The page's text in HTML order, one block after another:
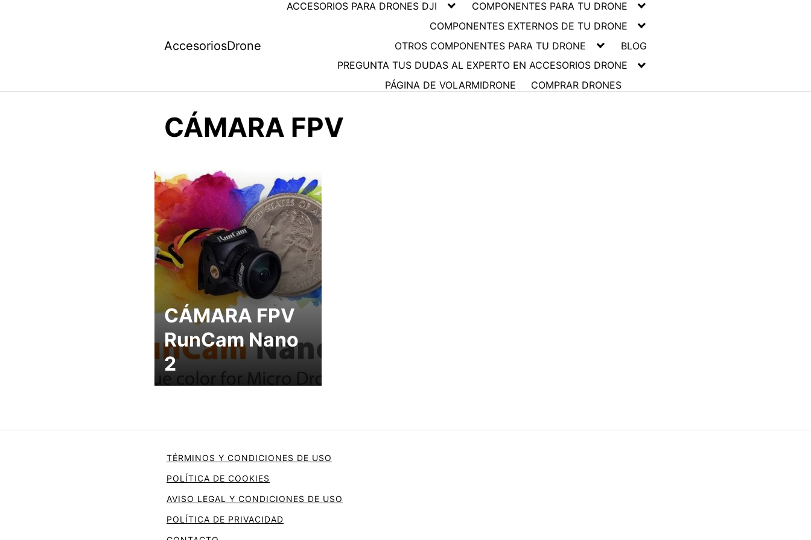
AccesoriosDrone
ACCESORIOS PARA DRONES DJI
COMPONENTES PARA TU DRONE
COMPONENTES EXTERNOS DE TU DRONE
OTROS COMPONENTES PARA TU DRONE
BLOG
PREGUNTA TUS DUDAS AL EXPERTO EN ACCESORIOS DRONE
PÁGINA DE VOLARMIDRONE
COMPRAR DRONES
CÁMARA FPV
CÁMARA FPV
RunCam Nano
2
TÉRMINOS Y CONDICIONES DE USO
POLÍTICA DE COOKIES
AVISO LEGAL Y CONDICIONES DE USO
POLÍTICA DE PRIVACIDAD